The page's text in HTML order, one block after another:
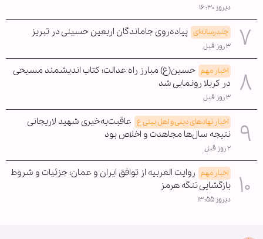
دیروز ۱۶:۳۰
چندرسانه‌ای پیاده‌روی جاماندگان اربعین حسینی در تبریز
۳ روز قبل
اخبار مهم حسین(ع) مبارز راه عدالت؛ کتاب اندیشمند مسیحی
در کربلا رونمایی شد
۳ روز قبل
اخبار نهادهای دینی و اهل بیتی ع عاقبت‌به‌خیری شهید لاریجانی
نتیجه سال‌ها مجاهدت و اخلاص بود
۲ روز قبل
اخبار مهم روایت العربیه از توافق ایران و عمان؛ جزئیات و شروط
بازگشایی تنگه هرمز
دیروز ۱۳:۵۵